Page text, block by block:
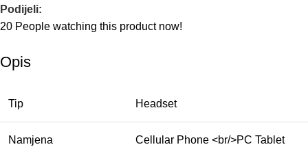
Podijeli:
20 People watching this product now!
Opis
Tip Headset
Namjena Cellular Phone <br/>PC Tablet